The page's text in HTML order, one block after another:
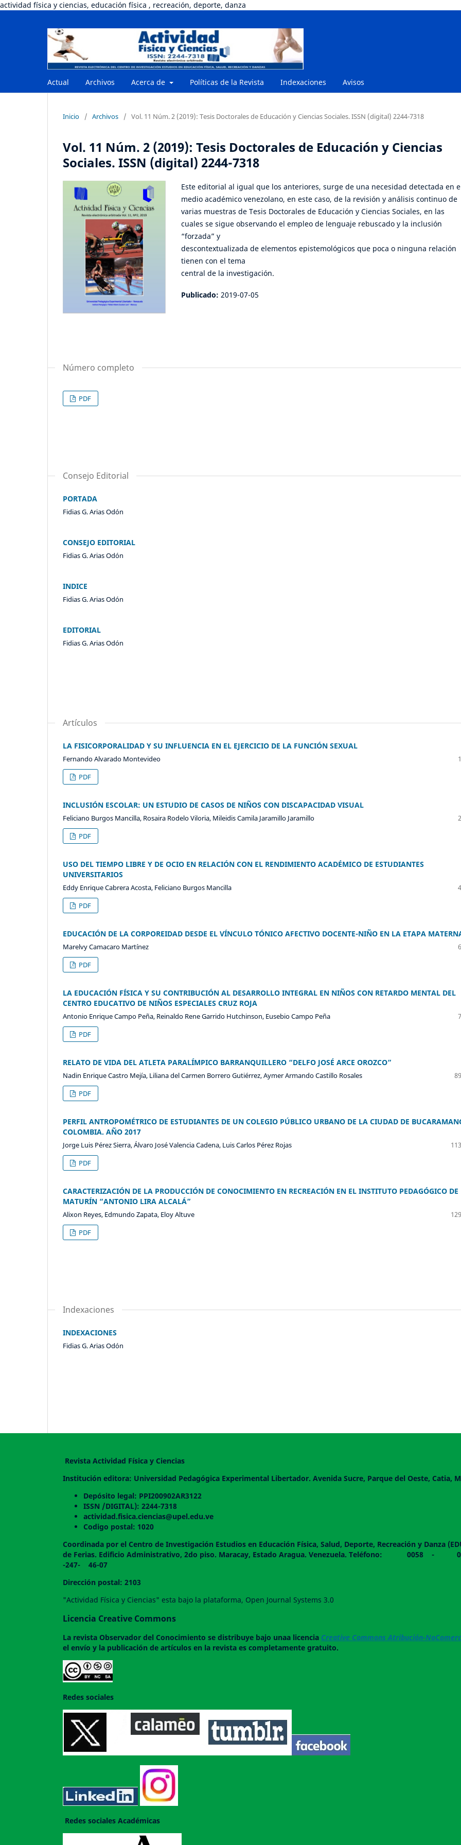
actividad física y ciencias, educación física , recreación, deporte, danza
Actual Archivos Acerca de Políticas de la Revista Indexaciones Avisos
Inicio / Archivos / Vol. 11 Núm. 2 (2019): Tesis Doctorales de Educación y Ciencias Sociales. ISSN (digital) 2244-7318
Vol. 11 Núm. 2 (2019): Tesis Doctorales de Educación y Ciencias
Sociales. ISSN (digital) 2244-7318
Este editorial al igual que los anteriores, surge de una necesidad detectada en
medio académico venezolano, en este caso, de la revisión y análisis continuo de
varias muestras de Tesis Doctorales de Educación y Ciencias Sociales, en las
cuales se sigue observando el empleo de lenguaje rebuscado y la inclusión
“forzada” y
descontextualizada de elementos epistemológicos que poca o ninguna relación
tienen con el tema
central de la investigación.
Publicado: 2019-07-05
Número completo
PDF
Consejo Editorial
PORTADA
Fidias G. Arias Odón
CONSEJO EDITORIAL
Fidias G. Arias Odón
INDICE
Fidias G. Arias Odón
EDITORIAL
Fidias G. Arias Odón
Artículos
LA FISICORPORALIDAD Y SU INFLUENCIA EN EL EJERCICIO DE LA FUNCIÓN SEXUAL
Fernando Alvarado Montevideo
PDF
INCLUSIÓN ESCOLAR: UN ESTUDIO DE CASOS DE NIÑOS CON DISCAPACIDAD VISUAL
Feliciano Burgos Mancilla, Rosaira Rodelo Viloria, Mileidis Camila Jaramillo Jaramillo
PDF
USO DEL TIEMPO LIBRE Y DE OCIO EN RELACIÓN CON EL RENDIMIENTO ACADÉMICO DE ESTUDIANTES
UNIVERSITARIOS
Eddy Enrique Cabrera Acosta, Feliciano Burgos Mancilla
PDF
EDUCACIÓN DE LA CORPOREIDAD DESDE EL VÍNCULO TÓNICO AFECTIVO DOCENTE-NIÑO EN LA ETAPA
Marelvy Camacaro Martínez
PDF
LA EDUCACIÓN FÍSICA Y SU CONTRIBUCIÓN AL DESARROLLO INTEGRAL EN NIÑOS CON RETARDO MENTAL DEL
CENTRO EDUCATIVO DE NIÑOS ESPECIALES CRUZ ROJA
Antonio Enrique Campo Peña, Reinaldo Rene Garrido Hutchinson, Eusebio Campo Peña
PDF
RELATO DE VIDA DEL ATLETA PARALÍMPICO BARRANQUILLERO “DELFO JOSÉ ARCE OROZCO”
Nadin Enrique Castro Mejía, Liliana del Carmen Borrero Gutiérrez, Aymer Armando Castillo Rosales
PDF
PERFIL ANTROPOMÉTRICO DE ESTUDIANTES DE UN COLEGIO PÚBLICO URBANO DE LA CIUDAD DE
COLOMBIA. AÑO 2017
Jorge Luis Pérez Sierra, Álvaro José Valencia Cadena, Luis Carlos Pérez Rojas
PDF
CARACTERIZACIÓN DE LA PRODUCCIÓN DE CONOCIMIENTO EN RECREACIÓN EN EL INSTITUTO PEDAGÓGICO DE
MATURÍN “ANTONIO LIRA ALCALÁ”
Alixon Reyes, Edmundo Zapata, Eloy Altuve
PDF
Indexaciones
INDEXACIONES
Fidias G. Arias Odón
Revista Actividad Física y Ciencias
Institución editora: Universidad Pedagógica Experimental Libertador. Avenida Sucre, Parque del Oeste, Catia,
Depósito legal: PPI200902AR3122
ISSN /DIGITAL): 2244-7318
actividad.fisica.ciencias@upel.edu.ve
Codigo postal: 1020
Coordinada por el Centro de Investigación Estudios en Educación Física, Salud, Deporte, Recreación y Danza
de Ferias. Edificio Administrativo, 2do piso. Maracay, Estado Aragua. Venezuela. Teléfono:
-247- 46-07
Dirección postal: 2103
"Actividad Física y Ciencias" esta bajo la plataforma, Open Journal Systems 3.0
Licencia Creative Commons
La revista Observador del Conocimiento se distribuye bajo unaa licencia Creative Commons Atribución-
el envío y la publicación de artículos en la revista es completamente gratuito.
Redes sociales
Redes sociales Académicas